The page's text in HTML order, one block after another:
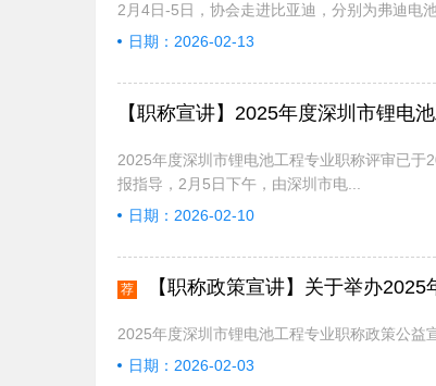
2月4日-5日，协会走进比亚迪，分别为弗迪电
日期：2026-02-13
【职称宣讲】2025年度深圳市锂电
2025年度深圳市锂电池工程专业职称评审已
报指导，2月5日下午，由深圳市电...
日期：2026-02-10
荐 【职称政策宣讲】关于举办
2025年度深圳市锂电池工程专业职称政策公
日期：2026-02-03